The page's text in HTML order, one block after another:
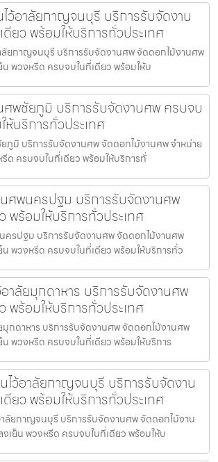
ว้อาลัยกาญจนบุรี บริการรับจัดงาน
ยว พร้อมให้บริการทั่วประเทศ
ลัยกาญจนบุรี บริการรับจัดงานศพ จัดดอกไม้งานศพ
น พวงหรีด ครบจบในที่เดียว พร้อมให้บ
พชัยภูมิ บริการรับจัดงานศพ ครบจบ
ห้บริการทั่วประเทศ
ภูมิ บริการรับจัดงานศพ จัดดอกไม้งานศพ จำหน่าย
รีด ครบจบในที่เดียว พร้อมให้บริการทั่
ศพนครปฐม บริการรับจัดงานศพ
พร้อมให้บริการทั่วประเทศ
ครปฐม บริการรับจัดงานศพ จัดดอกไม้งานศพ
น พวงหรีด ครบจบในที่เดียว พร้อมให้บริการทั่ว
อาลัยมุกดาหาร บริการรับจัดงานศพ
พร้อมให้บริการทั่วประเทศ
มุกดาหาร บริการรับจัดงานศพ จัดดอกไม้งานศพ
น พวงหรีด ครบจบในที่เดียว พร้อมให้บริการ
ไว้อาลัยกาญจนบุรี บริการรับจัดงาน
ยว พร้อมให้บริการทั่วประเทศ
ลัยกาญจนบุรี บริการรับจัดงานศพ จัดดอกไม้งาน
งเย็น พวงหรีด ครบจบในที่เดียว พร้อมให้บ